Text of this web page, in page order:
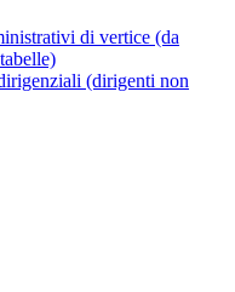
di vertice (da
(dirigenti non